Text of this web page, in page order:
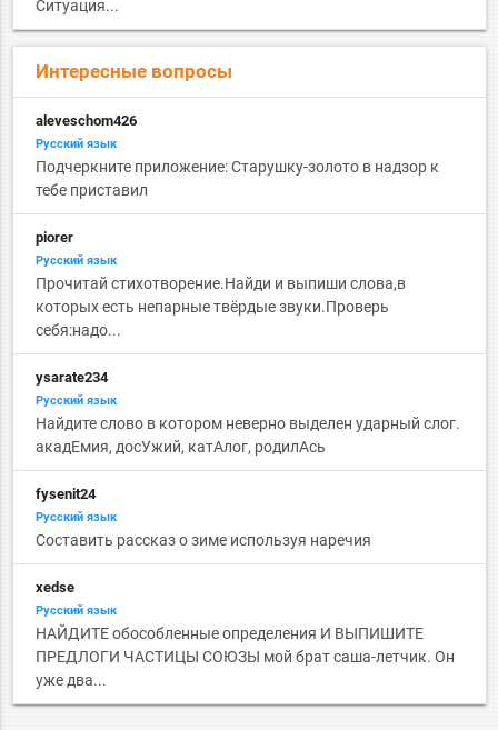
Ситуация...
Интересные вопросы
aleveschom426
Русский язык
Подчеркните приложение: Старушку-золото в надзор к
тебе приставил
piorer
Русский язык
Прочитай стихотворение.Найди и выпиши слова,в
которых есть непарные твёрдые звуки.Проверь
себя:надо...
ysarate234
Русский язык
Найдите слово в котором неверно выделен ударный слог.
акадЕмия, досУжий, катАлог, родилАсь
fysenit24
Русский язык
Составить рассказ о зиме используя наречия
xedse
Русский язык
НАЙДИТЕ обособленные определения И ВЫПИШИТЕ
ПРЕДЛОГИ ЧАСТИЦЫ СОЮЗЫ мой брат саша-летчик. Он
уже два...